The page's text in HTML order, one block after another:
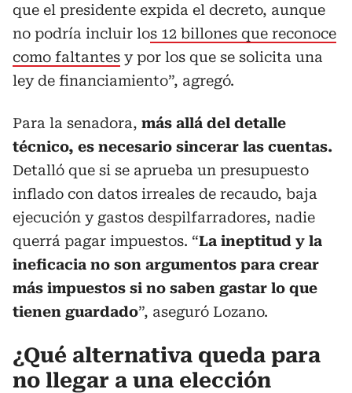
que el presidente expida el decreto, aunque
no podría incluir los 12 billones que reconoce
como faltantes y por los que se solicita una
ley de financiamiento”, agregó.
Para la senadora, más allá del detalle
técnico, es necesario sincerar las cuentas.
Detalló que si se aprueba un presupuesto
inflado con datos irreales de recaudo, baja
ejecución y gastos despilfarradores, nadie
querrá pagar impuestos. “La ineptitud y la
ineficacia no son argumentos para crear
más impuestos si no saben gastar lo que
tienen guardado”, aseguró Lozano.
¿Qué alternativa queda para
no llegar a una elección